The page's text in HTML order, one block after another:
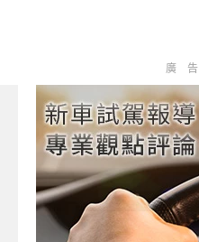
3倍 170.9萬元起?
椅 全車系升級黑化套件 ?
電動力成最大亮點?
家&免費快充乙年 油電
廣